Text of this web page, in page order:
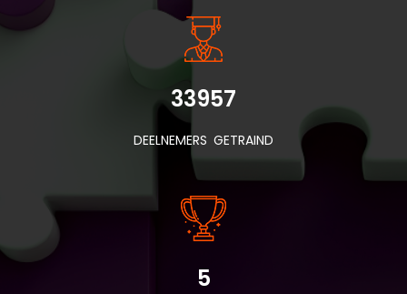
33957
DEELNEMERS GETRAIND
5